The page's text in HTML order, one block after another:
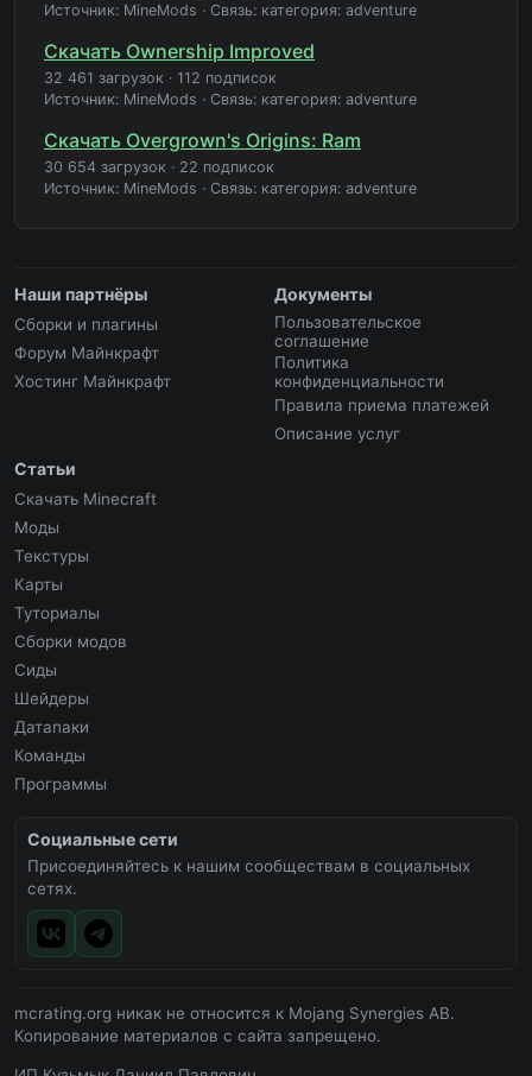
Источник: MineMods · Связь: категория: adventure
Скачать Ownership Improved
32 461 загрузок · 112 подписок
Источник: MineMods · Связь: категория: adventure
Скачать Overgrown's Origins: Ram
30 654 загрузок · 22 подписок
Источник: MineMods · Связь: категория: adventure
Наши партнёры
Сборки и плагины
Форум Майнкрафт
Хостинг Майнкрафт
Документы
Пользовательское
соглашение
Политика
конфиденциальности
Правила приема платежей
Описание услуг
Статьи
Скачать Minecraft
Моды
Текстуры
Карты
Туториалы
Сборки модов
Сиды
Шейдеры
Датапаки
Команды
Программы
Социальные сети
Присоединяйтесь к нашим сообществам в социальных
сетях.
mcrating.org никак не относится к Mojang Synergies AB.
Копирование материалов с сайта запрещено.